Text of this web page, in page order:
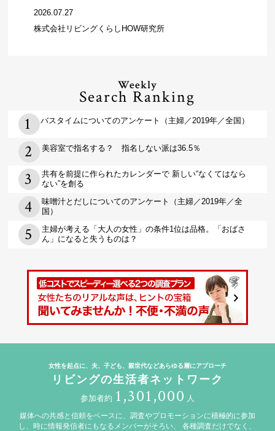
2026.07.27
株式会社リビングくらしHOW研究所
Weekly
Search Ranking
バスタイムについてのアンケート（主婦／2019年／全国）
美容室で指名する？ 指名しない派は36.5％
共有を前提に作られたカレンダーで 新しい“なくてはなら
ない”を創る
味噌汁とだしについてのアンケート（主婦／2019年／全
国）
主婦が考える「大人の女性」の条件1位は品格。「おばさ
ん」になると失うものは？
女性を起点に、夫、子ども、親世代などあらゆる層にアプローチ
リビングの生活者ネットワーク
参加者約 1,301,000 人
媒体への共感と信頼をベースに、調査やプロモーションに積極的に参加
し、時に情報発信者にもなるメンバーがそろい、
各種調査だけでなく、